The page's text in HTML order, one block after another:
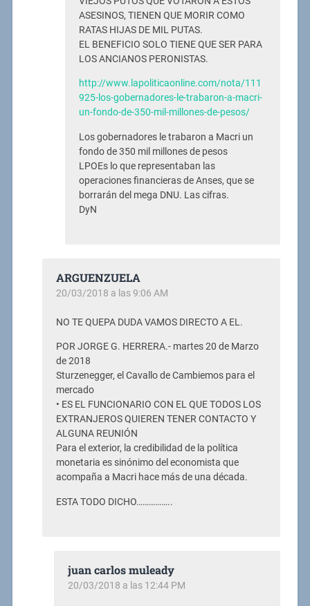
ASESINOS, TIENEN QUE MORIR COMO
RATAS HIJAS DE MIL PUTAS.
EL BENEFICIO SOLO TIENE QUE SER PARA
LOS ANCIANOS PERONISTAS.
http://www.lapoliticaonline.com/nota/111
925-los-gobernadores-le-trabaron-a-macri-
un-fondo-de-350-mil-millones-de-pesos/
Los gobernadores le trabaron a Macri un
fondo de 350 mil millones de pesos
LPOEs lo que representaban las
operaciones financieras de Anses, que se
borrarán del mega DNU. Las cifras.
DyN
ARGUENZUELA
20/03/2018 a las 9:06 AM
NO TE QUEPA DUDA VAMOS DIRECTO A EL.
POR JORGE G. HERRERA.- martes 20 de Marzo
de 2018
Sturzenegger, el Cavallo de Cambiemos para el
mercado
• ES EL FUNCIONARIO CON EL QUE TODOS LOS
EXTRANJEROS QUIEREN TENER CONTACTO Y
ALGUNA REUNIÓN
Para el exterior, la credibilidad de la política
monetaria es sinónimo del economista que
acompaña a Macri hace más de una década.
ESTA TODO DICHO……………..
juan carlos muleady
20/03/2018 a las 12:44 PM